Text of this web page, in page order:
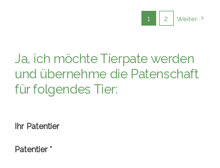
1 2 Weiter
Ja, ich möchte Tierpate werden
und übernehme die Patenschaft
für folgendes Tier:
Ihr Patentier
Patentier *